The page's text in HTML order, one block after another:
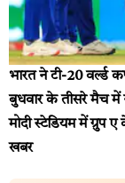
भारत ने टी-20 वर्ल्ड
बुधवार के तीसरे मैच में
मोदी स्टेडियम में ग्रुप
खबर